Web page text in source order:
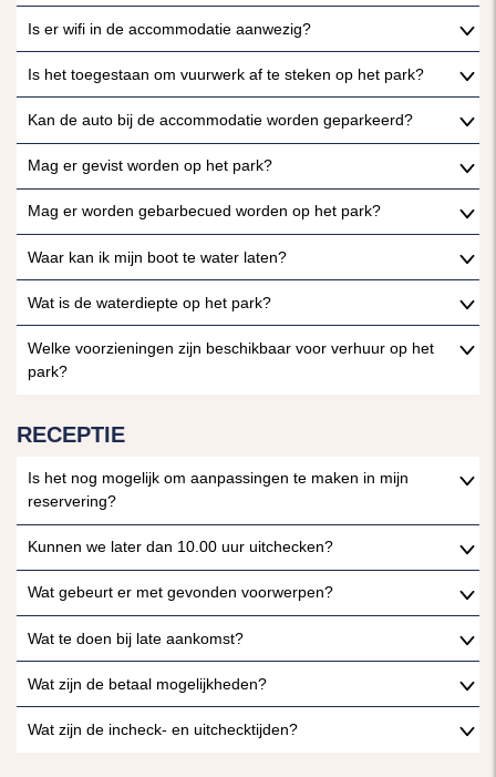
Is er wifi in de accommodatie aanwezig?
Is het toegestaan om vuurwerk af te steken op het park?
Kan de auto bij de accommodatie worden geparkeerd?
Mag er gevist worden op het park?
Mag er worden gebarbecued worden op het park?
Waar kan ik mijn boot te water laten?
Wat is de waterdiepte op het park?
Welke voorzieningen zijn beschikbaar voor verhuur op het
park?
RECEPTIE
Is het nog mogelijk om aanpassingen te maken in mijn
reservering?
Kunnen we later dan 10.00 uur uitchecken?
Wat gebeurt er met gevonden voorwerpen?
Wat te doen bij late aankomst?
Wat zijn de betaal mogelijkheden?
Wat zijn de incheck- en uitchecktijden?